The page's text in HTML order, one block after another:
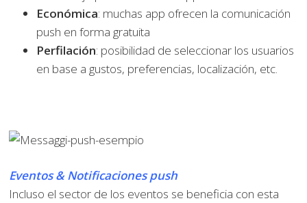
Económica: muchas app ofrecen la comunicación
push en forma gratuita
Perfilación: posibilidad de seleccionar los usuarios
en base a gustos, preferencias, localización, etc.
Eventos & Notificaciones push
Incluso el sector de los eventos se beneficia con esta